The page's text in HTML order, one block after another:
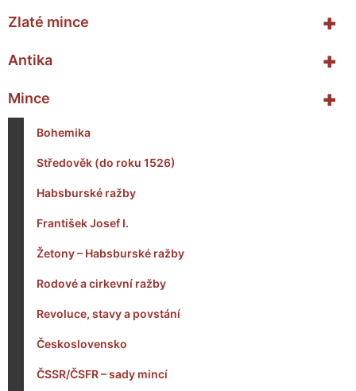
+
Zlaté mince
+
Antika
+
Mince
Bohemika
Středověk (do roku 1526)
Habsburské ražby
František Josef I.
Žetony – Habsburské ražby
Rodové a cirkevní ražby
Revoluce, stavy a povstání
Československo
ČSSR/ČSFR – sady mincí